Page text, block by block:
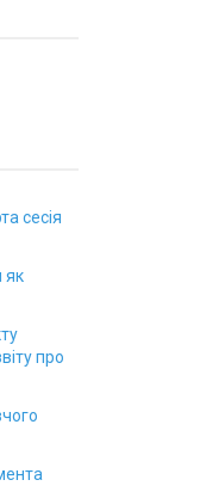
сесія
як
про